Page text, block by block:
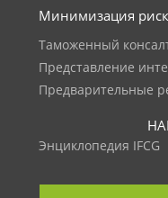
Минимизация
Таможенный
Представление
Предварительные
Энциклопедия IFCG